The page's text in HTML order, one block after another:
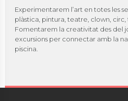
Experimentarem l’art en totes les
plàstica, pintura, teatre, clown, circ,
Fomentarem la creativitat des del
excursions per connectar amb la
piscina.